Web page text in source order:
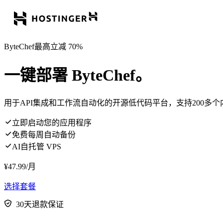
ByteChef最高立减 70%
一键部署 ByteChef。
用于API集成和工作流自动化的开源低代码平台，支持200多个
立即启动您的应用程序
免费每周自动备份
AI自托管 VPS
¥47.99/月
选择套餐
30天退款保证